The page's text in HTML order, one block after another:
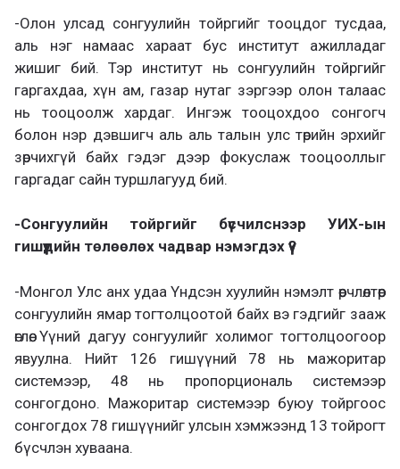
-Олон улсад сонгуулийн тойргийг тооцдог тусдаа,
аль нэг намаас хараат бус институт ажилладаг
жишиг бий. Тэр институт нь сонгуулийн тойргийг
гаргахдаа, хүн ам, газар нутаг зэргээр олон талаас
нь тооцоолж хардаг. Ингэж тооцохдоо сонгогч
болон нэр дэвшигч аль аль талын улс төрийн эрхийг
зөрчихгүй байх гэдэг дээр фокуслаж тооцооллыг
гаргадаг сайн туршлагууд бий.
-Сонгуулийн тойргийг бүсчилснээр УИХ-ын
гишүүдийн төлөөлөх чадвар нэмэгдэх үү?
-Монгол Улс анх удаа Үндсэн хуулийн нэмэлт өөрчлөлтөөр
сонгуулийн ямар тогтолцоотой байх вэ гэдгийг зааж
өглөө. Үүний дагуу сонгуулийг холимог тогтолцоогоор
явуулна. Нийт 126 гишүүний 78 нь мажоритар
системээр, 48 нь пропорциональ системээр
сонгогдоно. Мажоритар системээр буюу тойргоос
сонгогдох 78 гишүүнийг улсын хэмжээнд 13 тойрогт
бүсчлэн хуваана.